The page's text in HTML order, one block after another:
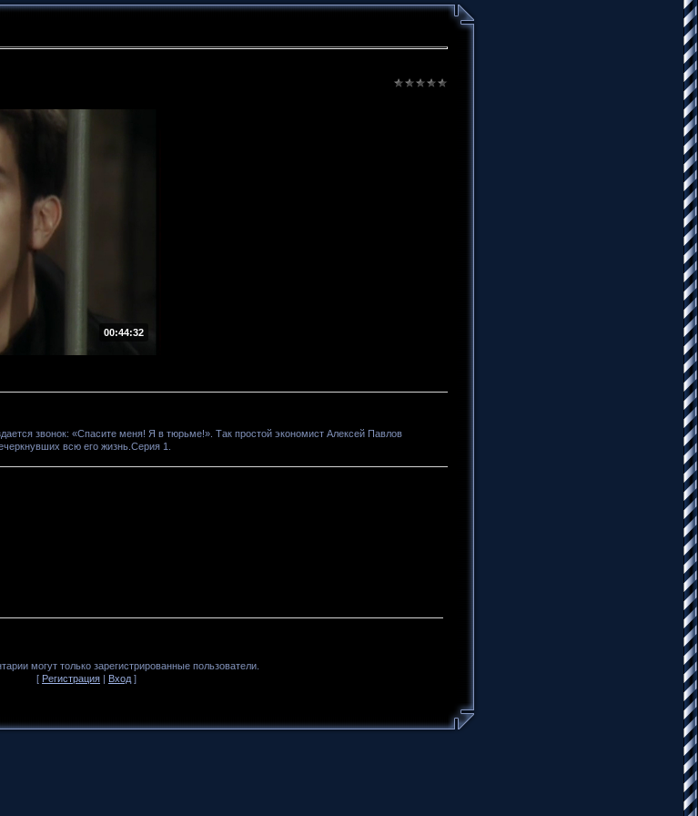
00:44:32
звонок: «Спасите меня! Я в тюрьме!». Так простой экономист Алексей Павлов
всю его жизнь.Серия 1.
могут только зарегистрированные пользователи.
[ Регистрация | Вход ]